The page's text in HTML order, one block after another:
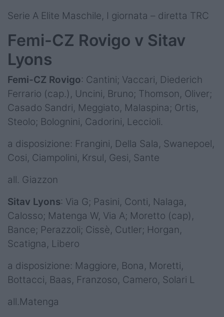
Serie A Elite Maschile, I giornata – diretta TRC
Femi-CZ Rovigo v Sitav
Lyons
Femi-CZ Rovigo: Cantini; Vaccari, Diederich
Ferrario (cap.), Uncini, Bruno; Thomson, Oliver;
Casado Sandri, Meggiato, Malaspina; Ortis,
Steolo; Bolognini, Cadorini, Leccioli.
a disposizione: Frangini, Della Sala, Swanepoel,
Cosi, Ciampolini, Krsul, Gesi, Sante
all. Giazzon
Sitav Lyons: Via G; Pasini, Conti, Nalaga,
Calosso; Matenga W, Via A; Moretto (cap),
Bance; Perazzoli; Cissè, Cutler; Horgan,
Scatigna, Libero
a disposizione: Maggiore, Bona, Moretti,
Bottacci, Baas, Franzoso, Camero, Solari L
all.Matenga